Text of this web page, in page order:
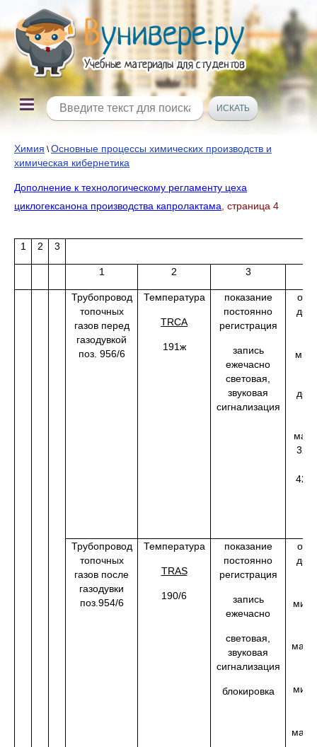
Химия \Основные процессы химических производств и
химическая кибернетика
Дополнение к технологическому регламенту цеха
циклогексанона производства капролактама , страница 4
1 2 3
1 2 3
Трубопровод
топочных
газов перед
газодувкой
поз. 956/6
Температура
TRCA
191ж
показание
постоянно
регистрация
запись
ежечасно
световая,
звуковая
сигнализация
от
до
до
320
420
Трубопровод
топочных
газов после
газодувки
поз.954/6
Температура
TRAS
190/6
показание
постоянно
регистрация
запись
ежечасно
световая,
звуковая
сигнализация
блокировка
от
до